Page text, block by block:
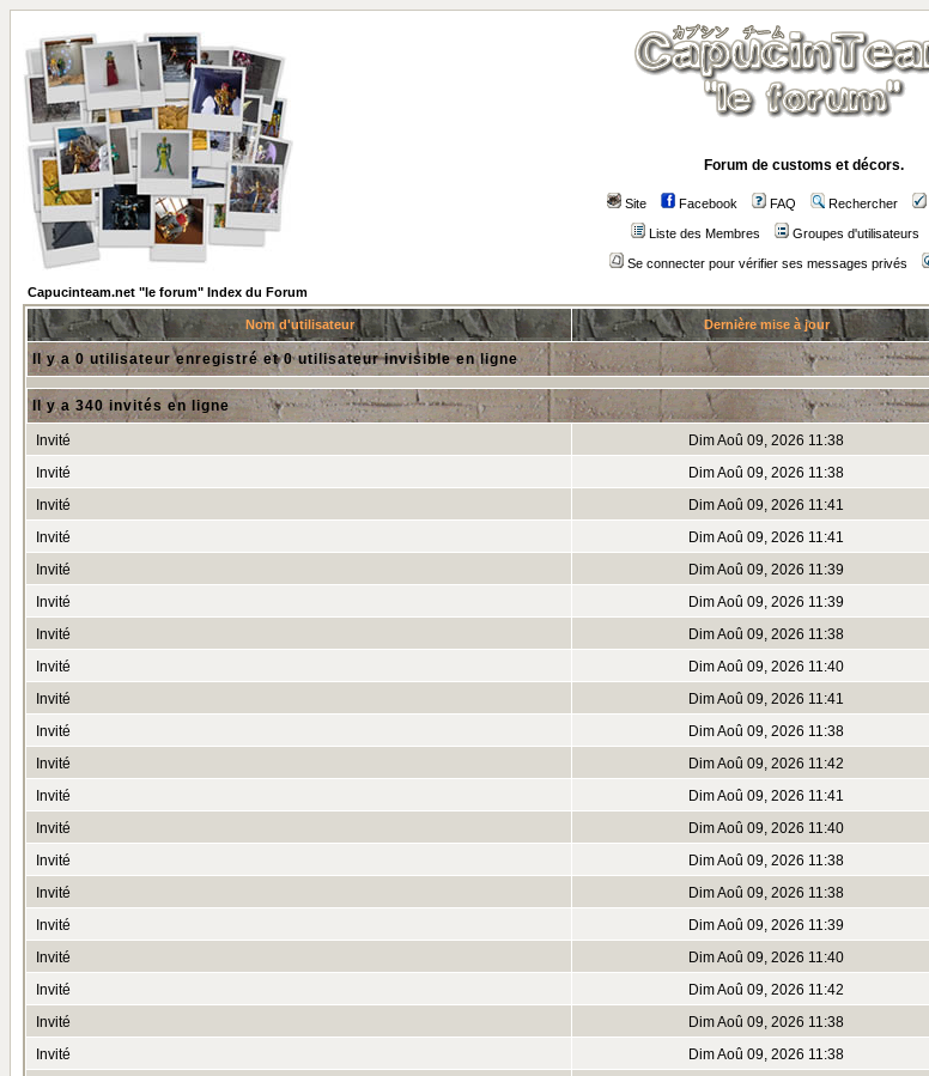
Forum de customs et décors.
Site Facebook FAQ Rechercher
Liste des Membres Groupes d'utilisateurs
Se connecter pour vérifier ses messages privés
Capucinteam.net "le forum" Index du Forum
Nom d'utilisateur Dernière mise à jour
Il y a 0 utilisateur enregistré et 0 utilisateur invisible en ligne
Il y a 340 invités en ligne
Invité Dim Aoû 09, 2026 11:38
Invité
Dim Aoû 09, 2026 11:38
Invité
Dim Aoû 09, 2026 11:41
Invité
Dim Aoû 09, 2026 11:41
Invité
Dim Aoû 09, 2026 11:39
Invité
Dim Aoû 09, 2026 11:39
Invité
Dim Aoû 09, 2026 11:38
Invité
Dim Aoû 09, 2026 11:40
Invité
Dim Aoû 09, 2026 11:41
Invité
Dim Aoû 09, 2026 11:38
Invité
Dim Aoû 09, 2026 11:42
Invité
Dim Aoû 09, 2026 11:41
Invité
Dim Aoû 09, 2026 11:40
Invité
Dim Aoû 09, 2026 11:38
Invité
Dim Aoû 09, 2026 11:38
Invité
Dim Aoû 09, 2026 11:39
Invité
Dim Aoû 09, 2026 11:40
Invité
Dim Aoû 09, 2026 11:42
Invité
Dim Aoû 09, 2026 11:38
Invité
Dim Aoû 09, 2026 11:38